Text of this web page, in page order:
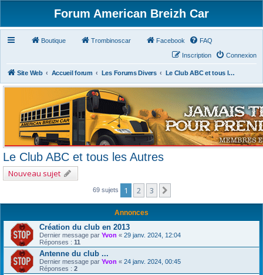
Forum American Breizh Car
Boutique Trombinoscar Facebook FAQ
Connexion
Inscription
Site Web Accueil forum Les Forums Divers Le Club ABC et tous les Autres
Le Club ABC et tous les Autres
Nouveau sujet
69 sujets 1 2 3
Annonces
Création du club en 2013
Dernier message par Yvon « 29 janv. 2024, 12:04
Réponses : 11
Antenne du club ...
Dernier message par Yvon « 24 janv. 2024, 00:45
Réponses : 2